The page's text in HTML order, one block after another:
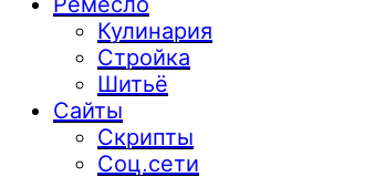
Кулинария
Стройка
Шитьё
Сайты
Скрипты
Соц.сети